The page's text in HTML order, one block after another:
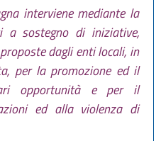
interviene mediante la
a sostegno di iniziative,
dagli enti locali, in
per la promozione ed il
opportunità e per il
ed alla violenza di